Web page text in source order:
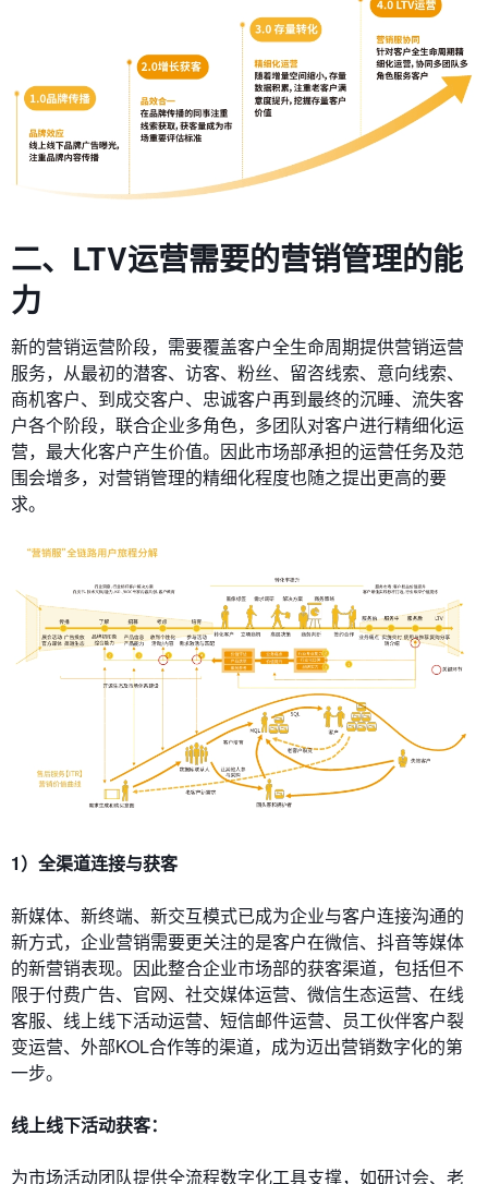
二、 LTV运营需要的营销管理的能
力
新的营销运营阶段，需要覆盖客户全生命周期提供营销运营
服务，从最初的潜客、访客、粉丝、留咨线索、意向线索、
商机客户、到成交客户、忠诚客户再到最终的沉睡、流失客
户各个阶段，联合企业多角色，多团队对客户进行精细化运
营，最大化客户产生价值。因此市场部承担的运营任务及范
围会增多，对营销管理的精细化程度也随之提出更高的要
求。
1）全渠道连接与获客
新媒体、新终端、新交互模式已成为企业与客户连接沟通的
新方式，企业营销需要更关注的是客户在微信、抖音等媒体
的新营销表现。因此整合企业市场部的获客渠道，包括但不
限于付费广告、官网、社交媒体运营、微信生态运营、在线
客服、线上线下活动运营、短信邮件运营、员工伙伴客户裂
变运营、外部KOL合作等的渠道，成为迈出营销数字化的第
一步。
线上线下活动获客：
为市场活动团队提供全流程数字化工具支撑，如研讨会、老